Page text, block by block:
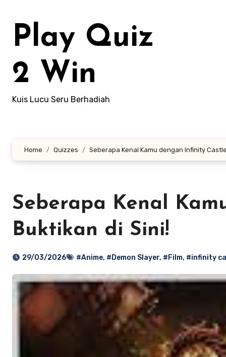
kontenPlay Quiz
2 Win
Kuis Lucu Seru Berhadiah
Home Quizzes Seberapa Kenal Kamu dengan Infinity
Seberapa Kenal
Buktikan di Sini!
29/03/2026 #Anime, #Demon Slayer, #Film, #infinity